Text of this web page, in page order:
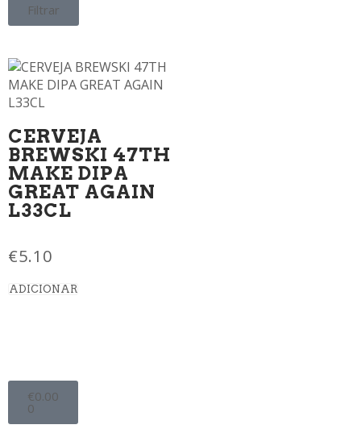
Filtrar
CERVEJA
BREWSKI 47TH
MAKE DIPA
GREAT AGAIN
L33CL
€5.10
ADICIONAR
€0.00
0